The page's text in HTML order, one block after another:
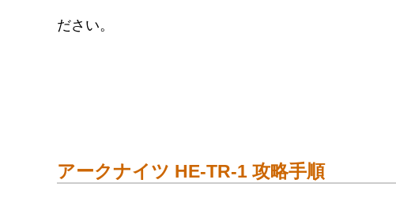
ださい。
アークナイツ HE-TR-1 攻略手順